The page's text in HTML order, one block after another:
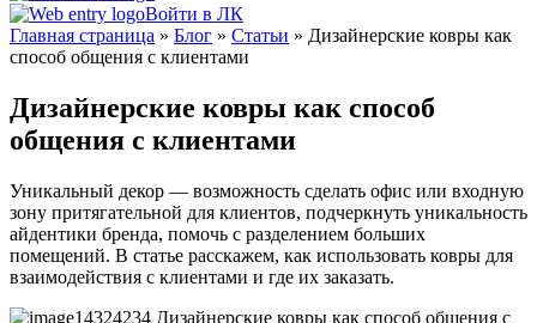
Войти в ЛК
Главная страница » Блог » Статьи » Дизайнерские ковры как
способ общения с клиентами
Дизайнерские ковры как способ
общения с клиентами
Уникальный декор — возможность сделать офис или входную
зону притягательной для клиентов, подчеркнуть уникальность
айдентики бренда, помочь с разделением больших
помещений. В статье расскажем, как использовать ковры для
взаимодействия с клиентами и где их заказать.